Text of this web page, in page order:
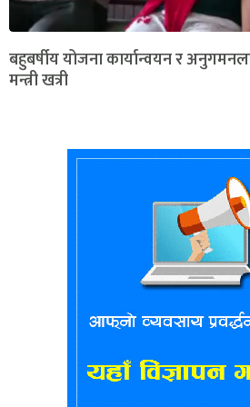
बहुबर्षीय योजना कार्यान्वयन र
मन्त्री खत्री